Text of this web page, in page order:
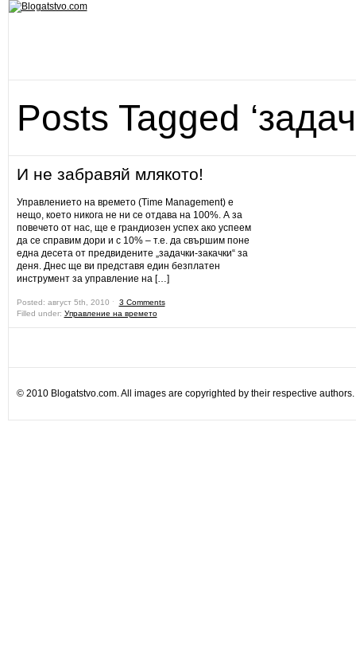
Posts Tagged
И не забравяй млякото!
Управлението на времето (Time Management) е
нещо, което никога не ни се отдава на 100%. А за
повечето от нас, ще е грандиозен успех ако успеем
да се справим дори и с 10% – т.е. да свършим поне
една десета от предвидените „задачки-закачки“ за
деня. Днес ще ви представя един безплатен
инструмент за управление на […]
Posted: август 5th, 2010 ˑ 3 Comments
Filled under: Управление на времето
© 2010 Blogatstvo.com. All images are copyrighted by their respective authors.